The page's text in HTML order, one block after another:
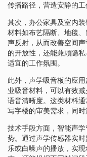
传播路径，营造安静的工
其次，办公家具及室内
材料如布艺隔断、地毯
声反射，从而改善空间
的开放性，还能兼顾隐
适宜的工作氛围。
此外，声学吸音板的应
业吸音材料，可以有效
语音清晰度。这类材料
写字楼的审美需求，同时
技术手段方面，智能声
势。通过声学传感器实
乐或白噪声的播放，实